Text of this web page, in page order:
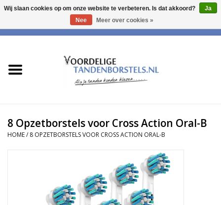
Opzetborstels voor Oral-B
8 Opzetborstels voor Cross Action Oral-B
HOME/ 8 OPZETBORSTELS VOOR CROSS ACTION ORAL-B
Wij slaan cookies op om onze website te verbeteren. Is dat akkoord?
Ja
Nee
Meer over cookies »